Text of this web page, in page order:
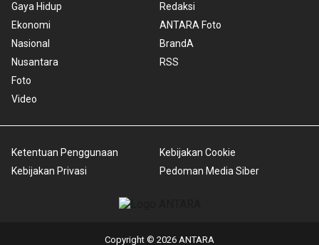
Gaya Hidup
Ekonomi
Nasional
Nusantara
Foto
Video
Redaksi
ANTARA Foto
BrandA
RSS
Ketentuan Penggunaan
Kebijakan Privasi
Kebijakan Cookie
Pedoman Media Siber
Copyright © 2026 ANTARA